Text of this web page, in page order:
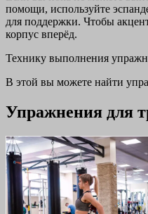
помощи, используйте
для поддержки. Чтобы
корпус вперёд.
Технику выполнения
В этой вы можете найти
Упражнения для